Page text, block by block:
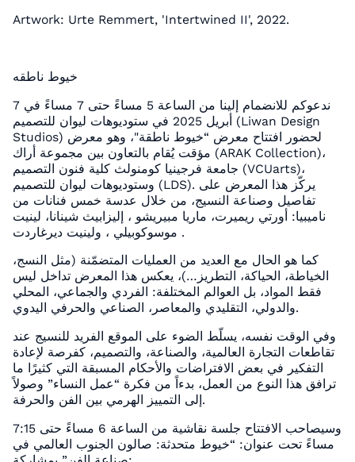
Artwork: Urte Remmert, 'Intertwined II', 2022.
خيوط ناطقه
ندعوكم للانضمام إلينا من الساعة 5 مساءً حتى 7 مساءً في 7
أبريل 2025 في ستوديوهات ليوان للتصميم (Liwan Design
Studios) لحضور افتتاح معرض “خيوط ناطقة"، وهو معرض
مؤقت يُقام بالتعاون بين مجموعة أراك (ARAK Collection)،
جامعة فرجينيا كومنولث كلية فنون التصميم (VCUarts)،
وستوديوهات ليوان للتصميم (LDS). يركّز هذا المعرض على
تفاصيل وصناعة النسيج، من خلال عدسة خمس فنانات من
ناميبيا: أورتي ريميرت، ماريا مبيريشو ، إليزابيث شينانا، لينيت
موسوكوبيلي ، ولينيت ديرغاردت .
كما هو الحال مع العديد من العمليات المتضمّنة (مثل النسج،
الخياطة، الحياكة، التطريز…)، يعكس هذا المعرض تداخل ليس
فقط المواد، بل العوالم المختلفة: الفردي والجماعي، المحلي
والدولي، التقليدي والمعاصر، الصناعي والحرفي اليدوي.
وفي الوقت نفسه، يسلّط الضوء على الموقع الفريد للنسيج عند
تقاطعات التجارة العالمية، والصناعة، والتصميم، كفرصة لإعادة
التفكير في بعض الافتراضات والأحكام المسبقة التي كثيرًا ما
ترافق هذا النوع من العمل، بدءاً من فكرة “عمل النساء” وصولاً
إلى التمييز الهرمي بين الفن والحرفة.
وسيصاحب الافتتاح جلسة نقاشية من الساعة 6 مساءً حتى 7:15
مساءً تحت عنوان: “خيوط متحدثة: صالون الجنوب العالمي في